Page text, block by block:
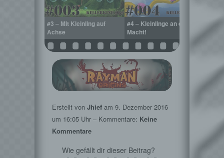
#3 – Mit Kleinling auf
Achse
#4 – Kleinlinge an die
Macht!
Erstellt von Jhief am 9. Dezember 2016
um 16:05 Uhr – Kommentare: Keine
Kommentare
Wie gefällt dir dieser Beitrag?